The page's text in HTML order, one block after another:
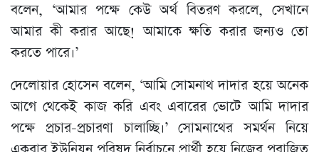
বলেন, ‘আমার পক্ষে কেউ অর্থ বিতরণ করলে, সেখানে
আমার কী করার আছে! আমাকে ক্ষতি করার জন্যও তো
করতে পারে।’
দেলোয়ার হোসেন বলেন, ‘আমি সোমনাথ দাদার হয়ে অনেক
আগে থেকেই কাজ করি এবং এবারের ভোটে আমি দাদার
পক্ষে প্রচার-প্রচারণা চালাচ্ছি।’ সোমনাথের সমর্থন নিয়ে